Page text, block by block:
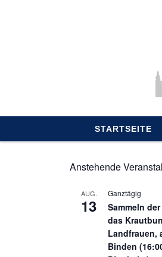
STARTSEITE
Anstehende
AUG.
13
Ganztägig
Sammeln
das
Landfrauen,
Binden